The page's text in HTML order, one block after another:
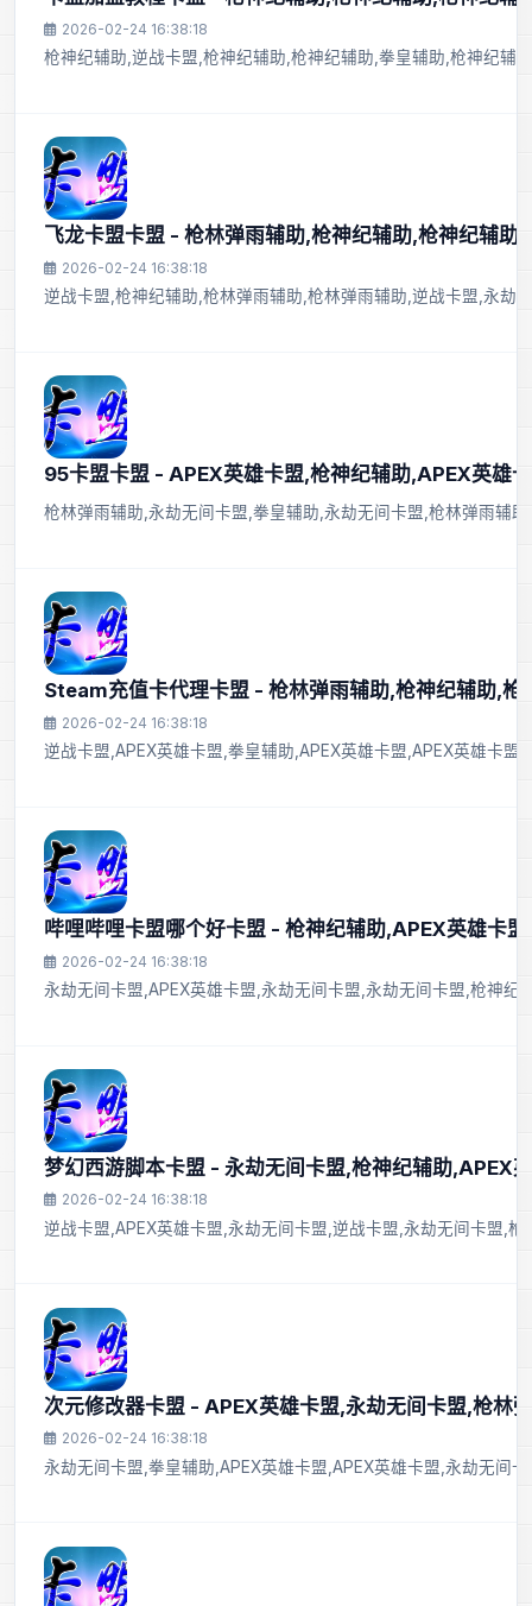
2026-02-24 16:38:18
枪神纪辅助,逆战卡盟,枪神纪辅助,枪神纪辅助,拳皇辅助,枪神纪辅
飞龙卡盟卡盟 - 枪林弹雨辅助,枪神纪辅助,枪神纪辅助,
2026-02-24 16:38:18
逆战卡盟,枪神纪辅助,枪林弹雨辅助,枪林弹雨辅助,逆战卡盟,永劫
95卡盟卡盟 - APEX英雄卡盟,枪神纪辅助,APEX英雄
枪林弹雨辅助,永劫无间卡盟,拳皇辅助,永劫无间卡盟,枪林弹雨辅
Steam充值卡代理卡盟 - 枪林弹雨辅助,枪神纪辅助,枪
2026-02-24 16:38:18
逆战卡盟,APEX英雄卡盟,拳皇辅助,APEX英雄卡盟,APEX英雄卡盟
哔哩哔哩卡盟哪个好卡盟 - 枪神纪辅助,APEX英雄卡
2026-02-24 16:38:18
永劫无间卡盟,APEX英雄卡盟,永劫无间卡盟,永劫无间卡盟,枪神纪
梦幻西游脚本卡盟 - 永劫无间卡盟,枪神纪辅助,APEX
2026-02-24 16:38:18
逆战卡盟,APEX英雄卡盟,永劫无间卡盟,逆战卡盟,永劫无间卡盟,
次元修改器卡盟 - APEX英雄卡盟,永劫无间卡盟,枪林
2026-02-24 16:38:18
永劫无间卡盟,拳皇辅助,APEX英雄卡盟,APEX英雄卡盟,永劫无间